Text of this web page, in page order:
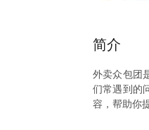
简介
外卖众包团
们常遇到的